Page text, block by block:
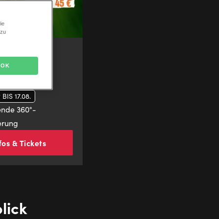
|
17.08.
360°-
& Tickets
OK